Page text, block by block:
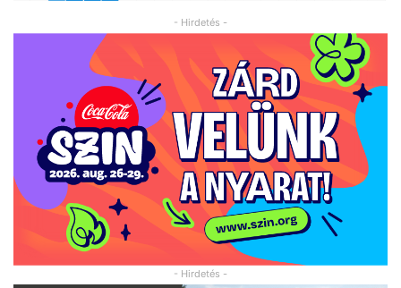
- Hirdetés -
- Hirdetés -